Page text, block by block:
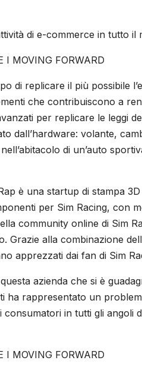
di e-commerce in tutto il
I MOVING FORWARD
di replicare il più possibile
che contribuiscono a
per replicare le leggi
dall’hardware: volante,
di un’auto
è una startup di stampa
per Sim Racing, con
community online di Sim
Grazie alla combinazione
apprezzati dai fan di Sim
azienda che si è
ha rappresentato un
in tutti gli angoli
I MOVING FORWARD